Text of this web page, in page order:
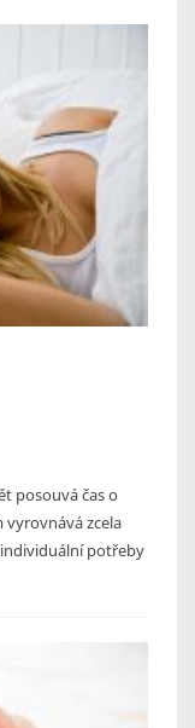
posouvá čas o
vyrovnává zcela
potřeby